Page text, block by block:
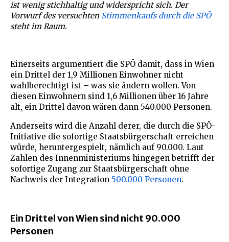
ist wenig stichhaltig und widerspricht sich. Der
Vorwurf des versuchten Stimmenkaufs durch die SPÖ
steht im Raum.
Einerseits argumentiert die SPÖ damit, dass in Wien
ein Drittel der 1,9 Millionen Einwohner nicht
wahlberechtigt ist – was sie ändern wollen. Von
diesen Einwohnern sind 1,6 Millionen über 16 Jahre
alt, ein Drittel davon wären dann 540.000 Personen.
Anderseits wird die Anzahl derer, die durch die SPÖ-
Initiative die sofortige Staatsbürgerschaft erreichen
würde, heruntergespielt, nämlich auf 90.000. Laut
Zahlen des Innenministeriums hingegen betrifft der
sofortige Zugang zur Staatsbürgerschaft ohne
Nachweis der Integration 500.000 Personen.
Ein Drittel von Wien sind nicht 90.000
Personen